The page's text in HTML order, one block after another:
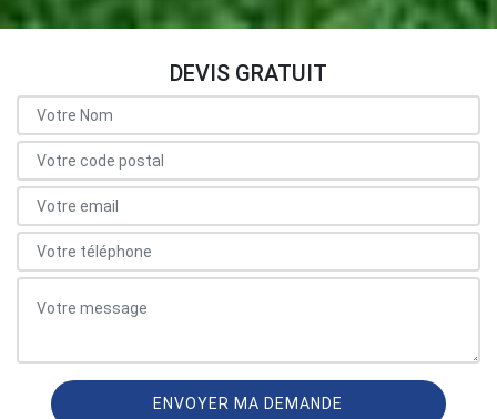
DEVIS GRATUIT